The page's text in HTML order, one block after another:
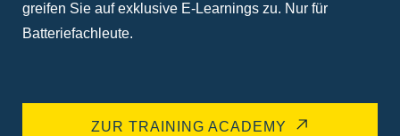
greifen Sie auf exklusive E-Learnings zu. Nur für
Batteriefachleute.
ZUR TRAINING ACADEMY